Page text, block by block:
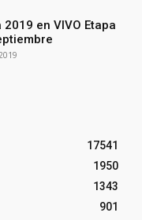
en VIVO Etapa
17541
1950
1343
901